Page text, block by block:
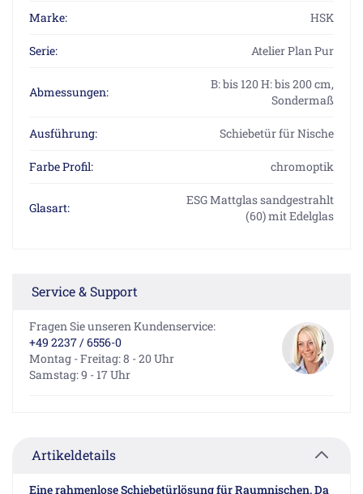
Marke: HSK
Serie: Atelier Plan Pur
Abmessungen:
B: bis 120 H: bis 200 cm,
Sondermaß
Ausführung: Schiebetür für Nische
Farbe Profil: chromoptik
Glasart:
ESG Mattglas sandgestrahlt
(60) mit Edelglas
Service & Support
Fragen Sie unseren Kundenservice:
+49 2237 / 6556-0
Montag - Freitag: 8 - 20 Uhr
Samstag: 9 - 17 Uhr
Artikeldetails
Eine rahmenlose Schiebetürlösung für Raumnischen. Da